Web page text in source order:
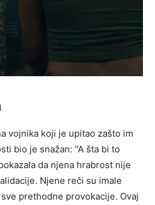
vojnika koji je upitao zašto im
bio je snažan: “A šta bi to
da njena hrabrost nije
Njene reči su imale
prethodne provokacije. Ovaj